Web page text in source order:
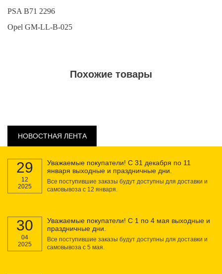
PSA B71 2296
Opel GM-LL-B-025
Похожие товары
НОВОСТНАЯ ЛЕНТА
29
12
2025
Уважаемые покупатели! С 31 декабря по 11
января выходные и праздничные дни.
Все поступившие заказы будут доступны для доставки и
самовывоза с 12 января.
30
04
2025
Уважаемые покупатели! С 1 по 4 мая выходные и
праздничные дни.
Все поступившие заказы будут доступны для доставки и
самовывоза с 5 мая.